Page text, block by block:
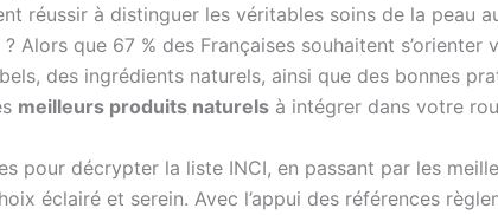
réussir à distinguer les véritables soins de la peau
que 67 % des Françaises souhaitent
des ingrédients naturels, ainsi que des bonnes
meilleurs produits naturels à intégrer dans votre
pour décrypter la liste INCI, en passant par les
éclairé et serein. Avec l’appui des références